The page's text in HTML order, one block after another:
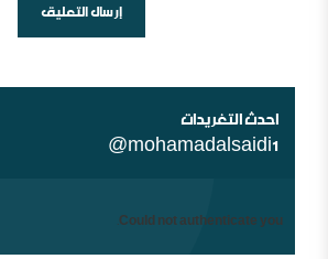
احدث التغريدات
@mohamadalsaidi1
Could not authenticate you.
سابقة